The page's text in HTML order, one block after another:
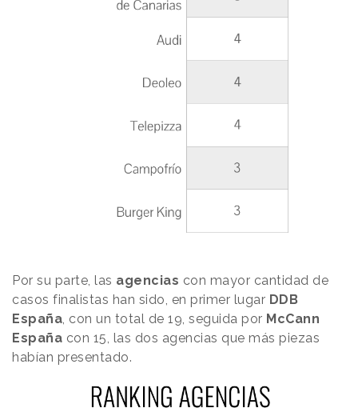
Por su parte, las agencias con mayor cantidad de
casos finalistas han sido, en primer lugar DDB
España, con un total de 19, seguida por McCann
España con 15, las dos agencias que más piezas
habían presentado.